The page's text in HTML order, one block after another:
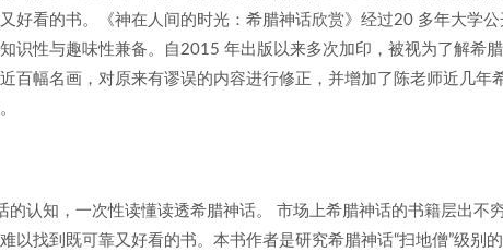
好看的书。《神在人间的时光：希腊神话欣赏》经过20 多年大学
识性与趣味性兼备。自2015 年出版以来多次加印，被视为了解希
百幅名画，对原来有谬误的内容进行修正，并增加了陈老师近几年
的认知，一次性读懂读透希腊神话。 市场上希腊神话的书籍层出不
以找到既可靠又好看的书。本书作者是研究希腊神话“扫地僧”级别